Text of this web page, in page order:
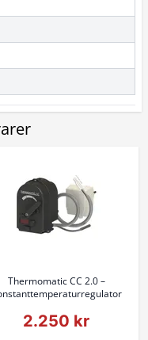
Thermomatic CC 2.0 –
2.250 kr